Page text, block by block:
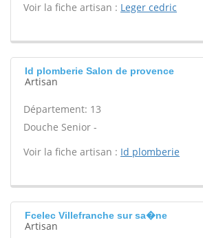
Voir la fiche artisan : Leger cedric
Id plomberie Salon de provence
Artisan
Département: 13
Douche Senior -
Voir la fiche artisan : Id plomberie
Fcelec Villefranche sur sa�ne
Artisan